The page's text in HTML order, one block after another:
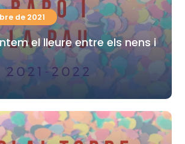
el lleure entre els nens i
de 2021